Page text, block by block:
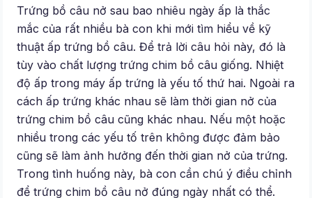
Trứng bồ câu nở sau bao nhiêu ngày ấp là thắc
mắc của rất nhiều bà con khi mới tìm hiểu về kỹ
thuật ấp trứng bồ câu. Để trả lời câu hỏi này, đó là
tùy vào chất lượng trứng chim bồ câu giống. Nhiệt
độ ấp trong máy ấp trứng là yếu tố thứ hai. Ngoài ra
cách ấp trứng khác nhau sẽ làm thời gian nở của
trứng chim bồ câu cũng khác nhau. Nếu một hoặc
nhiều trong các yếu tố trên không được đảm bảo
cũng sẽ làm ảnh hưởng đến thời gian nở của trứng.
Trong tình huống này, bà con cần chú ý điều chỉnh
để trứng chim bồ câu nở đúng ngày nhất có thể.